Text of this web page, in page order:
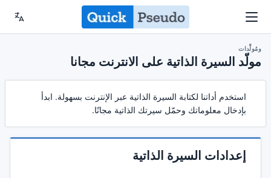
ومُولِّدات
مولّد السيرة الذاتية على الانترنت مجانا
استخدم أداتنا لكتابة السيرة الذاتية عبر الإنترنت بسهولة. ابدأ
بإدخال معلوماتك وحمّل سيرتك الذاتية مجانًا.
إعدادات السيرة الذاتية